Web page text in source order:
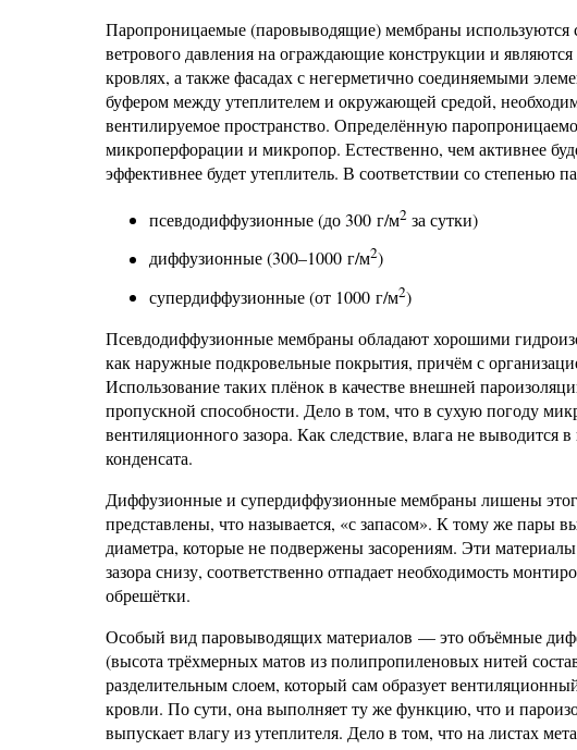
Паропроницаемые (паровыводящие) мембраны
ветрового давления на ограждающие конструкции и
кровлях, а также фасадах с негерметично соединяемыми
буфером между утеплителем и окружающей средой,
вентилируемое пространство. Определённую
микроперфорации и микропор. Естественно, чем активнее
эффективнее будет утеплитель. В соответствии со степенью
псевдодиффузионные (до 300 г/м2 за сутки)
диффузионные (300–1000 г/м2)
супердиффузионные (от 1000 г/м2)
Псевдодиффузионные мембраны обладают хорошими
как наружные подкровельные покрытия, причём с
Использование таких плёнок в качестве внешней
пропускной способности. Дело в том, что в сухую погоду
вентиляционного зазора. Как следствие, влага не
конденсата.
Диффузионные и супердиффузионные мембраны лишены
представлены, что называется, «с запасом». К тому же пары
диаметра, которые не подвержены засорениям. Эти
зазора снизу, соответственно отпадает необходимость
обрешётки.
Особый вид паровыводящих материалов — это объёмные
(высота трёхмерных матов из полипропиленовых нитей
разделительным слоем, который сам образует
кровли. По сути, она выполняет ту же функцию, что и
выпускает влагу из утеплителя. Дело в том, что на листах